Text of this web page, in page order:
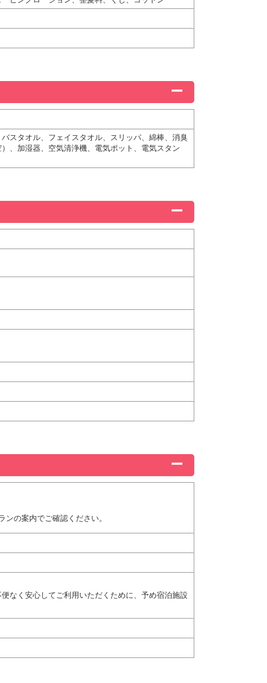
スタオル、フェイスタオル、スリッパ、綿棒、消臭
、加湿器、空気清浄機、電気ポット、電気スタン
の案内でご確認ください。
なく安心してご利用いただくために、予め宿泊施設